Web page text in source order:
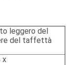
leggero del
del taffettà
x